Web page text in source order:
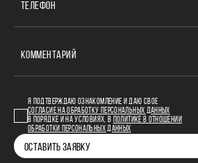
ТЕЛЕФОН
КОММЕНТАРИЙ
Я ПОДТВЕРЖДАЮ ОЗНАКОМЛЕНИЕ И ДАЮ СВОЕ
СОГЛАСИЕ НА ОБРАБОТКУ ПЕРСОНАЛЬНЫХ ДАННЫХ
В ПОРЯДКЕ И НА УСЛОВИЯХ, В
ПОЛИТИКЕ В ОТНОШЕНИИ
ОБРАБОТКИ ПЕРСОНАЛЬНЫХ ДАННЫХ
ОСТАВИТЬ ЗАЯВКУ